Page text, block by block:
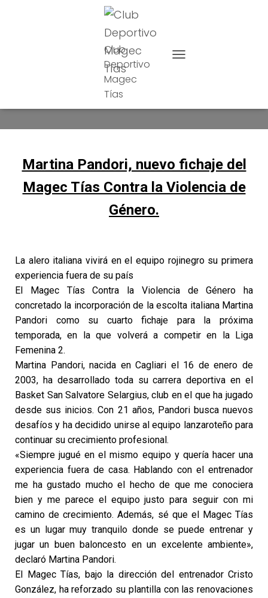
Club
Deportivo
Magec
Tías
Martina Fichada
Martina Pandori, nuevo fichaje del
Magec Tías Contra la Violencia de
Género.
La alero italiana vivirá en el equipo rojinegro su primera
experiencia fuera de su país
El Magec Tías Contra la Violencia de Género ha
concretado la incorporación de la escolta italiana Martina
Pandori como su cuarto fichaje para la próxima
temporada, en la que volverá a competir en la Liga
Femenina 2.
Martina Pandori, nacida en Cagliari el 16 de enero de
2003, ha desarrollado toda su carrera deportiva en el
Basket San Salvatore Selargius, club en el que ha jugado
desde sus inicios. Con 21 años, Pandori busca nuevos
desafíos y ha decidido unirse al equipo lanzaroteño para
continuar su crecimiento profesional.
«Siempre jugué en el mismo equipo y quería hacer una
experiencia fuera de casa. Hablando con el entrenador
me ha gustado mucho el hecho de que me conociera
bien y me parece el equipo justo para seguir con mi
camino de crecimiento. Además, sé que el Magec Tías
es un lugar muy tranquilo donde se puede entrenar y
jugar un buen baloncesto en un excelente ambiente»,
declaró Martina Pandori.
El Magec Tías, bajo la dirección del entrenador Cristo
González, ha reforzado su plantilla con las renovaciones